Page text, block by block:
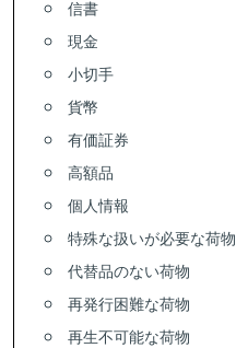
信書
現金
小切手
貨幣
有価証券
高額品
個人情報
特殊な扱いが必要な荷物
代替品のない荷物
再発行困難な荷物
再生不可能な荷物